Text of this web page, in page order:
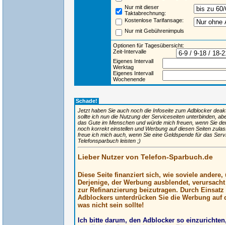
Nur mit dieser
Taktabrechnung:
Kostenlose Tarifansage:
Nur mit Gebührenimpuls
Optionen für Tagesübersicht:
Zeit-Intervalle
Eigenes Intervall
Werktag
Eigenes Intervall
Wochenende
Schade!
Jetzt haben Sie auch noch die Infoseite zum Adblocker
sollte ich nun die Nutzung der Serviceseiten unterbinden,
das Gute im Menschen und würde mich freuen, wenn Sie
noch korrekt einstellen und Werbung auf diesen Seiten
freue ich mich auch, wenn Sie eine Geldspende für das
Telefonsparbuch leisten ;)
Lieber Nutzer von Telefon-Sparbuch.de
Diese Seite finanziert sich, wie soviele andere,
Derjenige, der Werbung ausblendet,
zur Refinanzierung beizutragen. Durch Einsatz
Adblockers unterdrücken Sie die Werbung auf
was nicht sein sollte!
Ich bitte darum, den Adblocker so